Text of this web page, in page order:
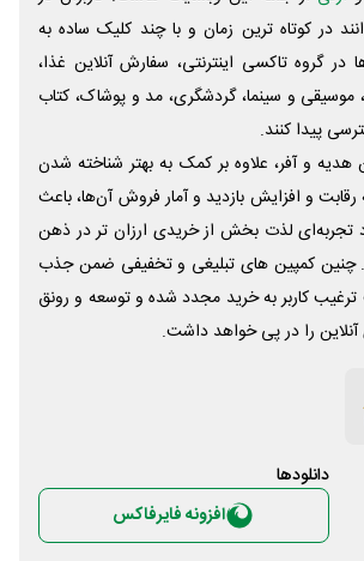
در کوتاه ترین زمان و با چند کلیک ساده به
گروه تاکسی اینترنتی، سفارش آنلاین غذا،
موسیقی و سینما، گردشگری، مد و پوشاک، کتاب
پیدا کنند.
هدیه و آفر، علاوه بر کمک به بهتر شناخته شدن
و افزایش بازدید و آمار فروش آن‌ها، باعث
تجربه‌ای لذت بخش از خریدی ارزان تر در ذهن
چنین کمپین های تبلیغی و تخفیفی ضمن جذب
کاربر به خرید مجدد شده و توسعه و رونق
را در پی خواهد داشت.
دانلود‌ها
افزونه فایرفاکس